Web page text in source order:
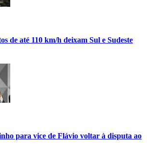
de até 110 km/h deixam Sul e Sudeste
para vice de Flávio voltar à disputa ao